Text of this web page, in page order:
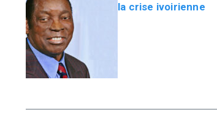
la crise ivoirienne